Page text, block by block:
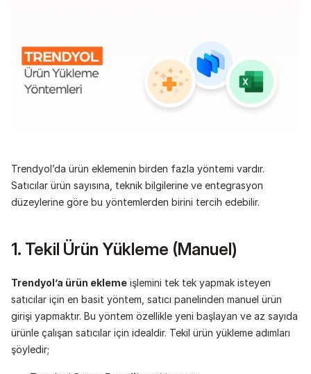
Trendyol’da ürün eklemenin birden fazla yöntemi vardır.
Satıcılar ürün sayısına, teknik bilgilerine ve entegrasyon
düzeylerine göre bu yöntemlerden birini tercih edebilir.
1. Tekil Ürün Yükleme (Manuel)
Trendyol’a ürün ekleme işlemini tek tek yapmak isteyen
satıcılar için en basit yöntem, satıcı panelinden manuel ürün
girişi yapmaktır. Bu yöntem özellikle yeni başlayan ve az sayıda
ürünle çalışan satıcılar için idealdir. Tekil ürün yükleme adımları
şöyledir;